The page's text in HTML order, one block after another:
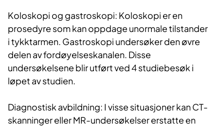
Koloskopi og gastroskopi: Koloskopi er en
prosedyre som kan oppdage unormale tilstander
i tykktarmen. Gastroskopi undersøker den øvre
delen av fordøyelseskanalen. Disse
undersøkelsene blir utført ved 4 studiebesøk i
løpet av studien.
Diagnostisk avbildning: I visse situasjoner kan CT-
skanninger eller MR-undersøkelser erstatte en